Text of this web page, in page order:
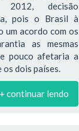
decisão
pois o Brasil à
um acordo com os
as mesmas
pouco afetaria a
dois países.
+ continuar lendo